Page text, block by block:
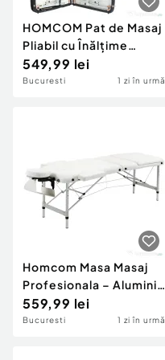
HOMCOM Pat de Masaj
Pliabil cu Înălțime
Reglabilă, din Aluminiu
și Plastic, 215x81x61-84
549,99 lei
Bucuresti 1 zi în urmă
Homcom Masa Masaj
Profesionala – Aluminiu
Pliabila 215×60 cm Alb
559,99 lei
Bucuresti 1 zi în urmă